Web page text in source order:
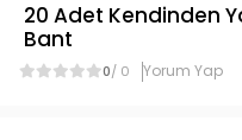
20 Adet Kendinden
Bant
0/ 0 Yorum Yap